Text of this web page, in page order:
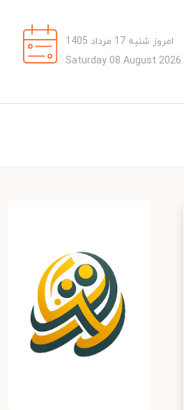
امروز شنبه 17 مرداد 1405
Saturday 08 August 2026